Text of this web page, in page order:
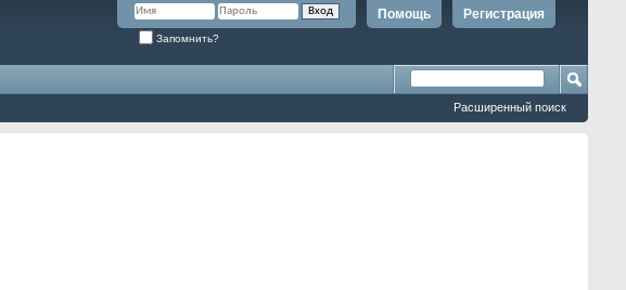
Регистрация
Помощь
Запомнить?
Расширенный поиск